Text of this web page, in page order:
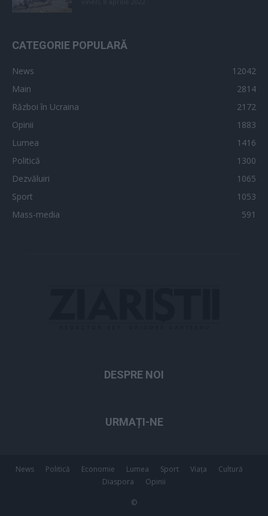
CATEGORIE POPULARĂ
News
12042
Main
2814
Război în Ucraina
2172
Opinii
1883
Lumea
1416
Politică
1300
Dezvăluiri
1065
Sport
1053
Mass-media
591
DESPRE NOI
URMAȚI-NE
News Politică Economie Lumea Sport Viața
Cultură
Diaspora
Opinii
©